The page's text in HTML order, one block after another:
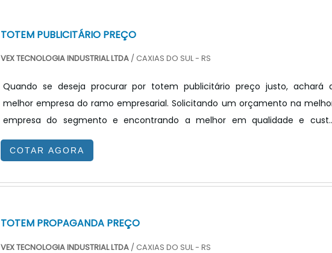
TOTEM PUBLICITÁRIO PREÇO
VEX TECNOLOGIA INDUSTRIAL LTDA / CAXIAS DO SUL - RS
Quando se deseja procurar por totem publicitário preço justo, achará
melhor empresa do ramo empresarial. Solicitando um orçamento na
empresa do segmento e encontrando a melhor em qualidade e
benefício.Quando o interesse é por totem publicitário preço acessível, com a
equipe da VEX Tecnologia poderá encontrar ótima qualidade com resolução
JUSTO E ACESSÍV...
COTAR AGORA
TOTEM PROPAGANDA PREÇO
VEX TECNOLOGIA INDUSTRIAL LTDA / CAXIAS DO SUL - RS